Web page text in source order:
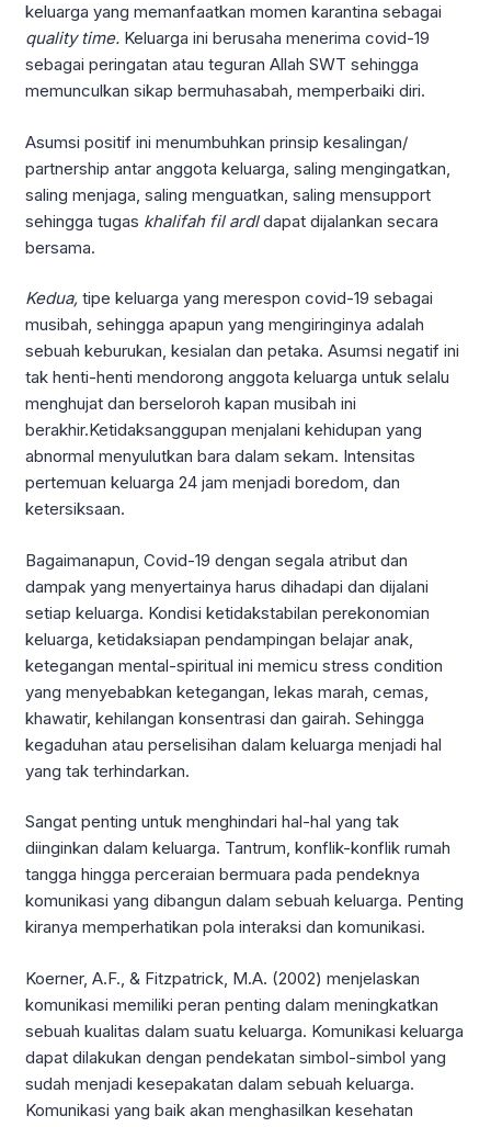
keluarga yang memanfaatkan momen karantina sebagai
quality time. Keluarga ini berusaha menerima covid-19
sebagai peringatan atau teguran Allah SWT sehingga
memunculkan sikap bermuhasabah, memperbaiki diri.
Asumsi positif ini menumbuhkan prinsip kesalingan/
partnership antar anggota keluarga, saling mengingatkan,
saling menjaga, saling menguatkan, saling mensupport
sehingga tugas khalifah fil ardldapat dijalankan secara
bersama.
Kedua, tipe keluarga yang merespon covid-19 sebagai
musibah, sehingga apapun yang mengiringinya adalah
sebuah keburukan, kesialan dan petaka. Asumsi negatif ini
tak henti-henti mendorong anggota keluarga untuk selalu
menghujat dan berseloroh kapan musibah ini
berakhir.Ketidaksanggupan menjalani kehidupan yang
abnormal menyulutkan bara dalam sekam. Intensitas
pertemuan keluarga 24 jam menjadi boredom, dan
ketersiksaan.
Bagaimanapun, Covid-19 dengan segala atribut dan
dampak yang menyertainya harus dihadapi dan dijalani
setiap keluarga. Kondisi ketidakstabilan perekonomian
keluarga, ketidaksiapan pendampingan belajar anak,
ketegangan mental-spiritual ini memicu stress condition
yang menyebabkan ketegangan, lekas marah, cemas,
khawatir, kehilangan konsentrasi dan gairah. Sehingga
kegaduhan atau perselisihan dalam keluarga menjadi hal
yang tak terhindarkan.
Sangat penting untuk menghindari hal-hal yang tak
diinginkan dalam keluarga. Tantrum, konflik-konflik rumah
tangga hingga perceraian bermuara pada pendeknya
komunikasi yang dibangun dalam sebuah keluarga. Penting
kiranya memperhatikan pola interaksi dan komunikasi.
Koerner, A.F., & Fitzpatrick, M.A. (2002) menjelaskan
komunikasi memiliki peran penting dalam meningkatkan
sebuah kualitas dalam suatu keluarga. Komunikasi keluarga
dapat dilakukan dengan pendekatan simbol-simbol yang
sudah menjadi kesepakatan dalam sebuah keluarga.
Komunikasi yang baik akan menghasilkan kesehatan